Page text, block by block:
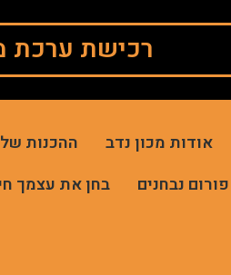
רכישת ערכת
אודות מכון נדב ההכנות
פורום נבחנים
בחן את עצמך